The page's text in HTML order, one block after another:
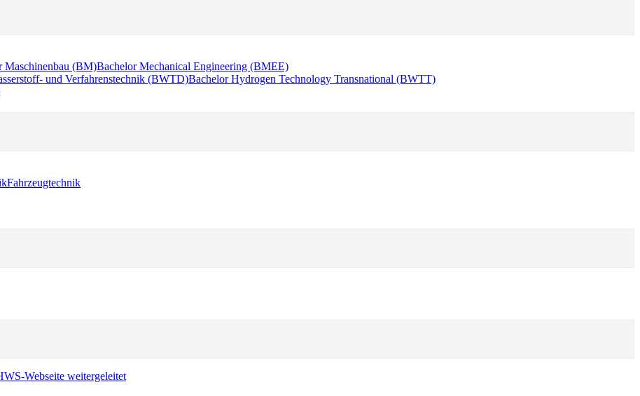
Maschinenbau (BM)Bachelor Mechanical Engineering (BMEE)
und Verfahrenstechnik (BWTD)Bachelor Hydrogen Technology Transnational (BWTT)
Fahrzeugtechnik